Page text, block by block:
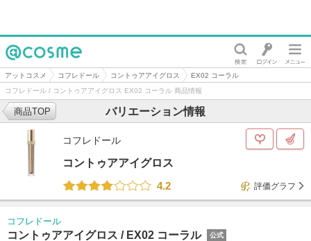
@cosme
アットコスメ コフレドール コントゥアアイグロス
EX02 コーラル
コフレドール / コントゥアアイグロス EX02 コーラル 商品情報
バリエーション情報
商品TOP
コフレドール
コントゥアアイグロス
4.2
評価グラフ
コフレドール
コントゥアアイグロス / EX02 コーラル 公式